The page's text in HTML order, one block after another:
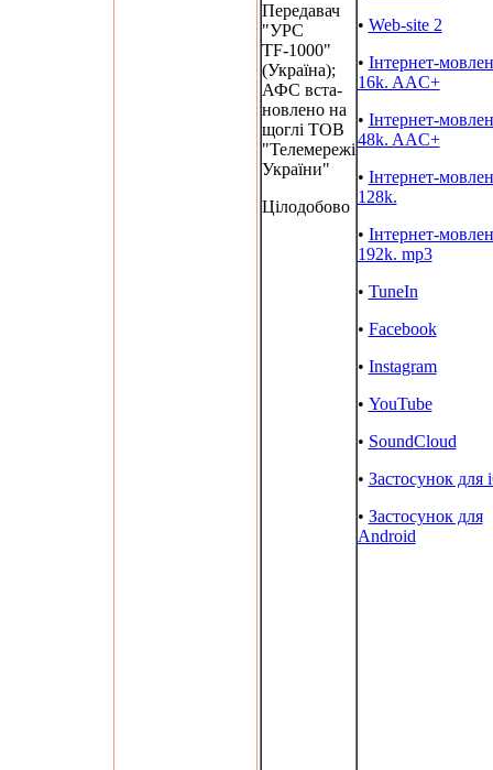
Передавач
"УРС
TF-1000"
(Україна);
АФС вста-
новлено на
щоглі ТОВ
"Телемережі
України"
Цілодобово
• Web-site 2
• Інтернет-
16k. AAC+
• Інтернет-
48k. AAC+
• Інтернет-
128k.
• Інтернет-
192k. mp3
• TuneIn
• Facebook
• Instagram
• YouTube
• SoundCloud
• Застосунок для
• Застосунок для
Android